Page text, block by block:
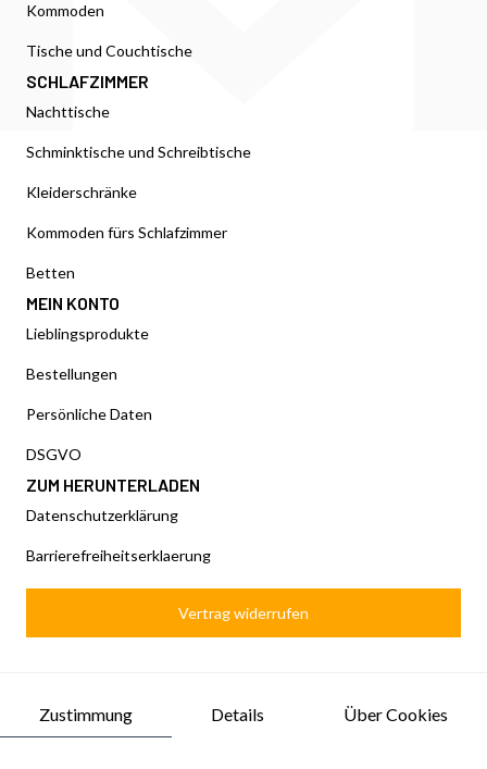
Kommoden
Tische und Couchtische
SCHLAFZIMMER
Nachttische
Schminktische und Schreibtische
Kleiderschränke
Kommoden fürs Schlafzimmer
Betten
MEIN KONTO
Lieblingsprodukte
Bestellungen
Persönliche Daten
DSGVO
ZUM HERUNTERLADEN
Datenschutzerklärung
Barrierefreiheitserklaerung
Vertrag widerrufen
Zustimmung Details Über Cookies